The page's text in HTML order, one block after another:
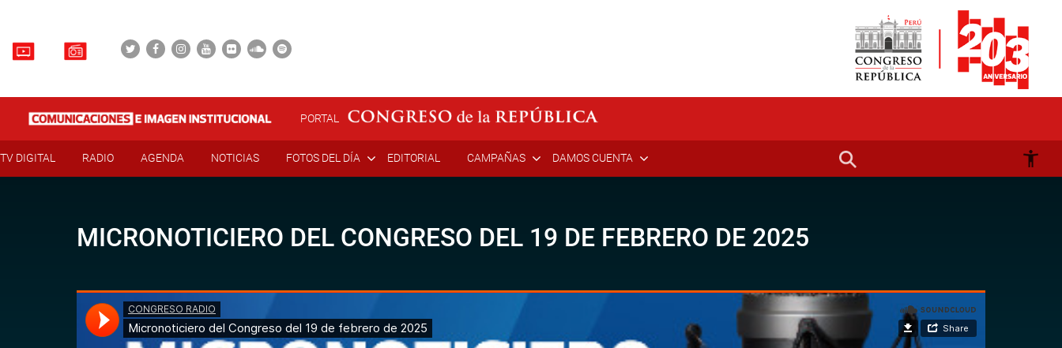
PORTAL
TV DIGITAL RADIO AGENDA NOTICIAS FOTOS DEL DÍA EDITORIAL CAMPAÑAS DAMOS CUENTA
MICRONOTICIERO DEL CONGRESO DEL 19 DE FEBRERO DE 2025